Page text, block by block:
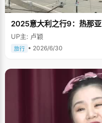
2025意大利之行9：热那亚
UP主: 卢颖
旅行 • 2026/6/30